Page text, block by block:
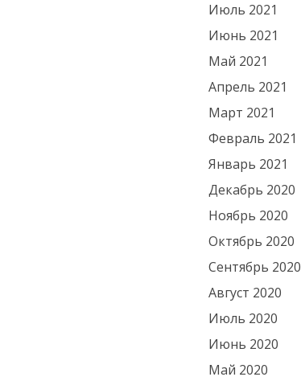
Июль 2021
Июнь 2021
Май 2021
Апрель 2021
Март 2021
Февраль 2021
Январь 2021
Декабрь 2020
Ноябрь 2020
Октябрь 2020
Сентябрь 2020
Август 2020
Июль 2020
Июнь 2020
Май 2020